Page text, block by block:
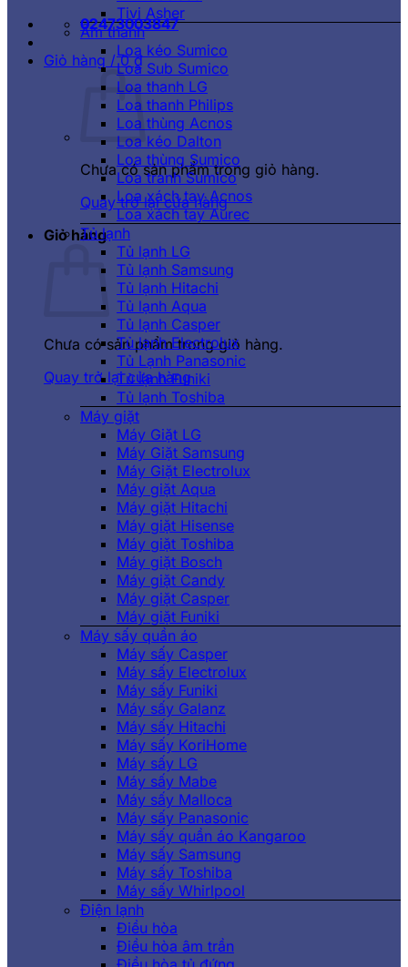
02473003847
Giỏ hàng /0₫
Chưa có sản phẩm trong giỏ hàng.
Quay trở lại cửa hàng
Giỏ hàng
Chưa có sản phẩm trong giỏ hàng.
Quay trở lại cửa hàng
Tivi Asher
Âm thanh
Loa kéo Sumico
Loa Sub Sumico
Loa thanh LG
Loa thanh Philips
Loa thùng Acnos
Loa kéo Dalton
Loa thùng Sumico
Loa tranh Sumico
Loa xách tay Acnos
Loa xách tay Aurec
Tủ lạnh
Tủ lạnh LG
Tủ lạnh Samsung
Tủ lạnh Hitachi
Tủ lạnh Aqua
Tủ lạnh Casper
Tủ lạnh Electrolux
Tủ Lạnh Panasonic
Tủ lạnh Funiki
Tủ lạnh Toshiba
Máy giặt
Máy Giặt LG
Máy Giặt Samsung
Máy Giặt Electrolux
Máy giặt Aqua
Máy giặt Hitachi
Máy giặt Hisense
Máy giặt Toshiba
Máy giặt Bosch
Máy giặt Candy
Máy giặt Casper
Máy giặt Funiki
Máy sấy quần áo
Máy sấy Casper
Máy sấy Electrolux
Máy sấy Funiki
Máy sấy Galanz
Máy sấy Hitachi
Máy sấy KoriHome
Máy sấy LG
Máy sấy Mabe
Máy sấy Malloca
Máy sấy Panasonic
Máy sấy quần áo Kangaroo
Máy sấy Samsung
Máy sấy Toshiba
Máy sấy Whirlpool
Điện lạnh
Điều hòa
Điều hòa âm trần